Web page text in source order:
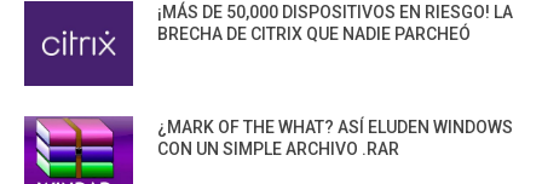
¡MÁS DE 50,000 DISPOSITIVOS EN RIESGO! LA
BRECHA DE CITRIX QUE NADIE PARCHEÓ
¿MARK OF THE WHAT? ASÍ ELUDEN WINDOWS
CON UN SIMPLE ARCHIVO .RAR